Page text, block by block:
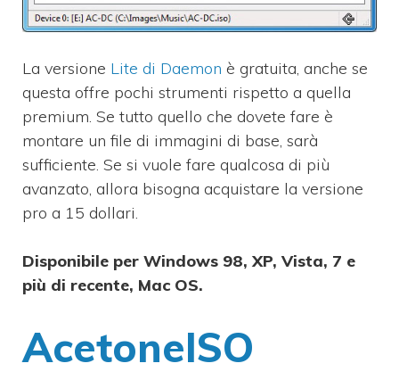
La versione Lite di Daemon è gratuita, anche se
questa offre pochi strumenti rispetto a quella
premium. Se tutto quello che dovete fare è
montare un file di immagini di base, sarà
sufficiente. Se si vuole fare qualcosa di più
avanzato, allora bisogna acquistare la versione
pro a 15 dollari.
Disponibile per Windows 98, XP, Vista, 7 e
più di recente, Mac OS.
AcetoneISO